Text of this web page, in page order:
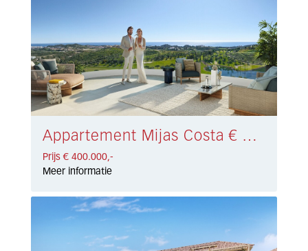
Appartement Mijas Costa € 400.000,-
Prijs € 400.000,-
Meer informatie